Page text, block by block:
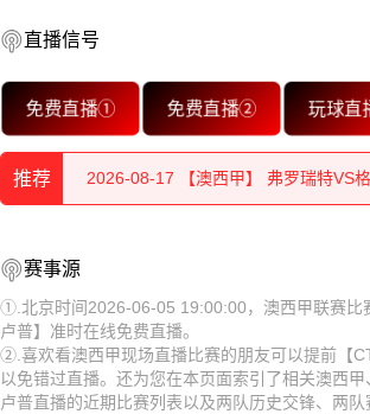
直播信号
免费直播① 免费直播② 玩球直
推荐
2026-08-17 【澳西甲】 弗罗瑞特VS格
2026-08-17 【澳西甲】 弗罗瑞特VS
2026-08-17 【澳西甲】 弗罗瑞特VS格
2026-08-17 【澳西甲】 弗罗瑞特VS
2026-08-17 【澳西甲】 弗罗瑞特VS格
2026-08-17 【澳西甲】 弗罗瑞特VS
赛事源
①.北京时间2026-06-05 19:00:00，澳西甲联赛比
卢普】准时在线免费直播。
②.喜欢看澳西甲现场直播比赛的朋友可以提前【
以免错过直播。还为您在本页面索引了相关澳西
卢普直播的近期比赛列表以及两队历史交锋、两队